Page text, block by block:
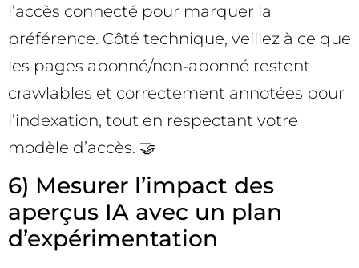
l’accès connecté pour marquer la
préférence. Côté technique, veillez à ce que
les pages abonné/non‑abonné restent
crawlables et correctement annotées pour
l’indexation, tout en respectant votre
modèle d’accès. 🤝
6) Mesurer l’impact des
aperçus IA avec un plan
d’expérimentation